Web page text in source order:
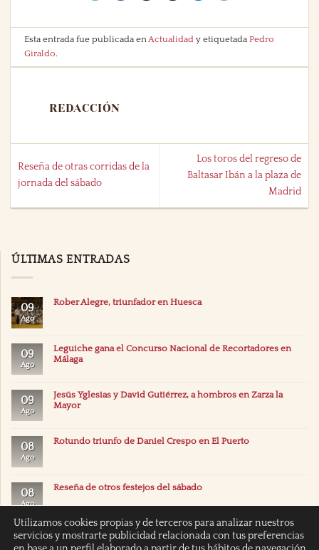
Esta entrada fue publicada enActualidad y etiquetadaPedro
Giraldo.
REDACCIÓN
Reseña de otras corridas de la
jornada del sábado
Los toros del regreso de
Baltasar Ibán a la plaza de
Madrid
ÚLTIMAS ENTRADAS
09
Ago
Rober Alegre, triunfador en Huesca
09
Ago
Leguiche gana el Concurso Nacional de Recortadores en
Málaga
09
Ago
Jesús Yglesias y David Gutiérrez, a hombros en Zarza la
Mayor
08
Ago
Rotundo triunfo de Daniel Crespo en El Puerto
08
Ago
Reseña de otros festejos del sábado
Utilizamos cookies propias y de terceros para analizar nuestros
servicios y mostrarte publicidad relacionada con tus preferencias